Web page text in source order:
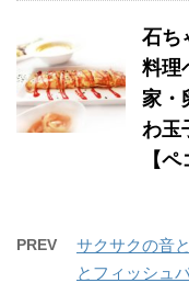
石ち
料理
家・
わ玉
【
PREV
サクサクの音
とフィッシュ